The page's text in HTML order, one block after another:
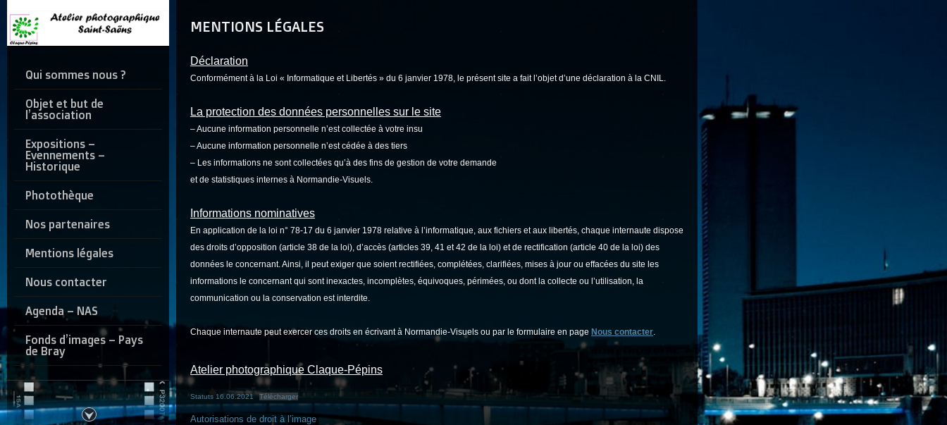
Qui sommes nous ?
Objet et but de
l’association
Expositions –
Evennements –
Historique
Photothèque
Nos partenaires
Mentions légales
Nous contacter
Agenda – NAS
Fonds d’images – Pays
de Bray
MENTIONS LÉGALES
Déclaration
Conformément à la Loi « Informatique et Libertés » du 6 janvier 1978, le présent site a fait l’objet d’une déclaration à la CNIL.
La protection des données personnelles sur le site
– Aucune information personnelle n’est collectée à votre insu
– Aucune information personnelle n’est cédée à des tiers
– Les informations ne sont collectées qu’à des fins de gestion de votre demande
et de statistiques internes à Normandie-Visuels.
Informations nominatives
En application de la loi n° 78-17 du 6 janvier 1978 relative à l’informatique, aux fichiers et aux libertés, chaque internaute dispose
des droits d’opposition (article 38 de la loi), d’accès (articles 39, 41 et 42 de la loi) et de rectification (article 40 de la loi) des
données le concernant.Ainsi, il peut exiger que soient rectifiées, complétées, clarifiées, mises à jour ou effacées du site les
informations le concernant qui sont inexactes, incomplètes, équivoques, périmées, ou dont la collecte ou l’utilisation, la
communication ou la conservation est interdite.
Chaque internaute peut exercer ces droits en écrivant à Normandie-Visuels ou par le formulaire en page Nous contacter.
Atelier photographique Claque-Pépins
Statuts 16.06.2021 Télécharger
Autorisations de droit à l’image